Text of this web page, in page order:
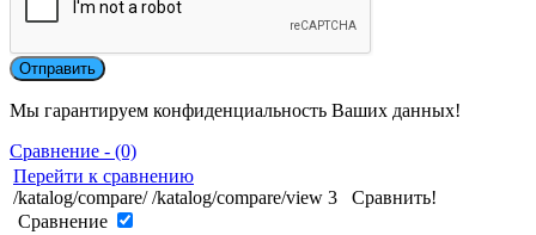
Мы гарантируем конфиденциальность Ваших данных!
Сравнение - (0)
Перейти к сравнению
/katalog/compare/ /katalog/compare/view 3
Сравнить!
Cравнение